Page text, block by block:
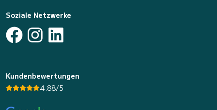
Soziale Netzwerke
Kundenbewertungen
4.88/5